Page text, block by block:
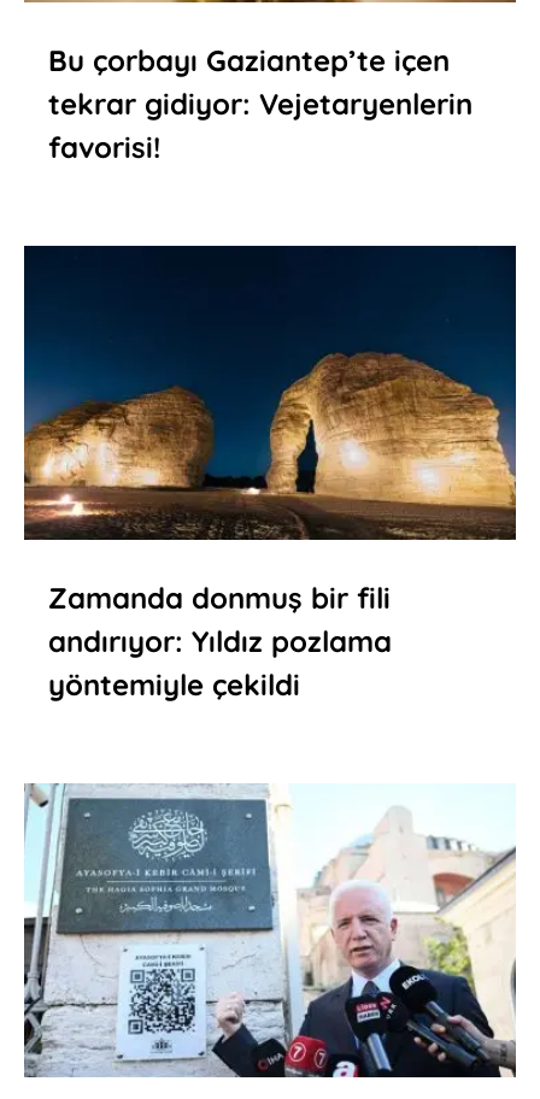
Bu çorbayı Gaziantep’te içen
tekrar gidiyor: Vejetaryenlerin
favorisi!
Zamanda donmuş bir fili
andırıyor: Yıldız pozlama
yöntemiyle çekildi